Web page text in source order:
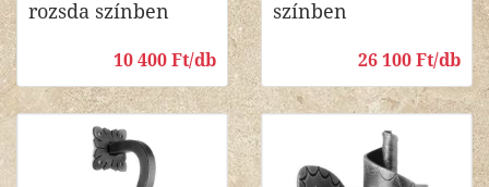
rozsda színben
10 400 Ft/db
színben
26 100 Ft/db